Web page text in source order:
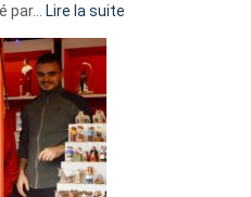
par…
Lire la suite